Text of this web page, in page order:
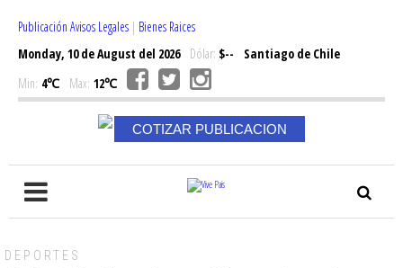
Publicación Avisos Legales | Bienes Raices
Monday, 10 de August del 2026Dólar: $--
Santiago de Chile
Min: 4℃ Max: 12℃
COTIZAR PUBLICACION
DEPORTES